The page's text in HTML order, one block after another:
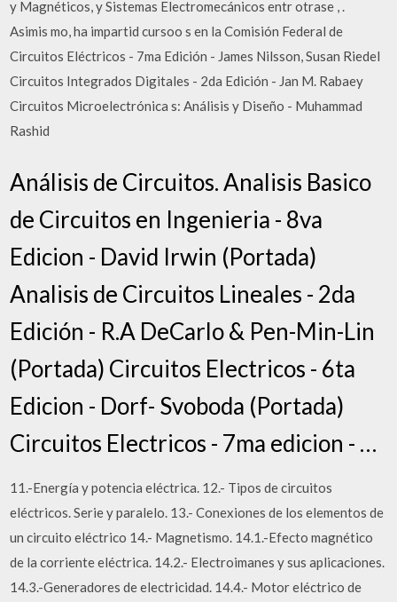
y Magnéticos, y Sistemas Electromecánicos entr otrase , .
Asimis­ mo, ha impartid cursoo s en la Comisión Federal de
Circuitos Eléctricos - 7ma Edición - James Nilsson, Susan Riedel
Circuitos Integrados Digitales - 2da Edición - Jan M. Rabaey
Circuitos Microelectrónica s: Análisis y Diseño - Muhammad
Rashid
Análisis de Circuitos. Analisis Basico
de Circuitos en Ingenieria - 8va
Edicion - David Irwin (Portada)
Analisis de Circuitos Lineales - 2da
Edición - R.A DeCarlo & Pen-Min-Lin
(Portada) Circuitos Electricos - 6ta
Edicion - Dorf- Svoboda (Portada)
Circuitos Electricos - 7ma edicion - …
11.-Energía y potencia eléctrica. 12.- Tipos de circuitos
eléctricos. Serie y paralelo. 13.- Conexiones de los elementos de
un circuito eléctrico 14.- Magnetismo. 14.1.-Efecto magnético
de la corriente eléctrica. 14.2.- Electroimanes y sus aplicaciones.
14.3.-Generadores de electricidad. 14.4.- Motor eléctrico de